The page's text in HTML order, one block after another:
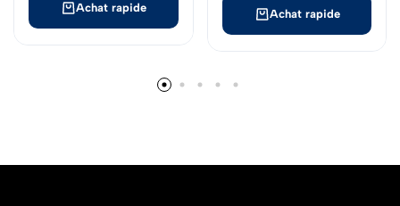
Achat rapide Achat rapide